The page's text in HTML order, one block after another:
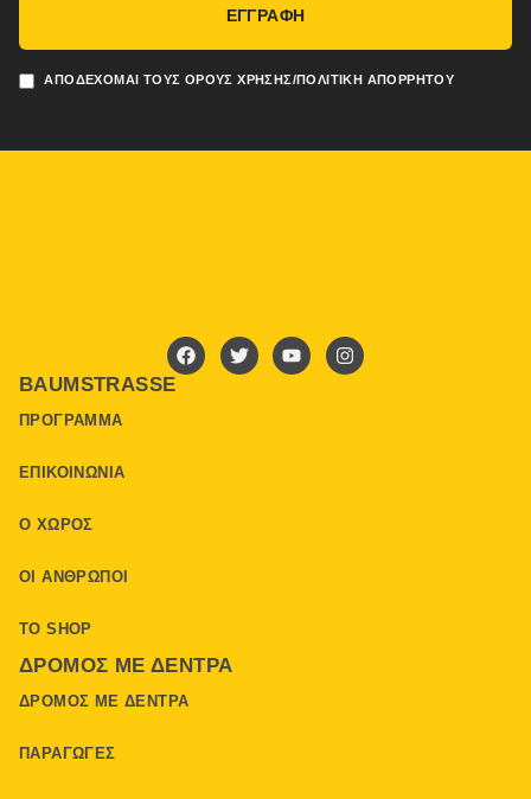
ΑΠΟΔΈΧΟΜΑΙ ΤΟΥΣ ΌΡΟΥΣ ΧΡΉΣΗΣ/ΠΟΛΙΤΙΚΉ ΑΠΟΡΡΉΤΟΥ
ΕΓΓΡΑΦΗ
BAUMSTRASSE
ΠΡΌΓΡΑΜΜΑ
ΕΠΙΚΟΙΝΩΝΊΑ
Ο ΧΏΡΟΣ
ΟΙ ΆΝΘΡΩΠΟΙ
ΤΟ SHOP
ΔΡΌΜΟΣ ΜΕ ΔΈΝΤΡΑ
ΔΡΌΜΟΣ ΜΕ ΔΈΝΤΡΑ
ΠΑΡΑΓΩΓΈΣ